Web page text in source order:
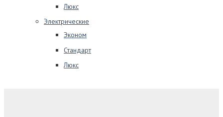
Люкс
Электрические
Эконом
Стандарт
Люкс